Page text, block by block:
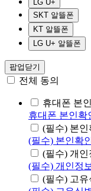
LG U+
SKT 알뜰폰
KT 알뜰폰
LG U+ 알뜰폰
팝업닫기
전체 동의
휴대폰 본
휴대폰 본인확
(필수) 본인
(필수) 본인확
(필수) 개인
(필수) 개인정
(필수) 고유